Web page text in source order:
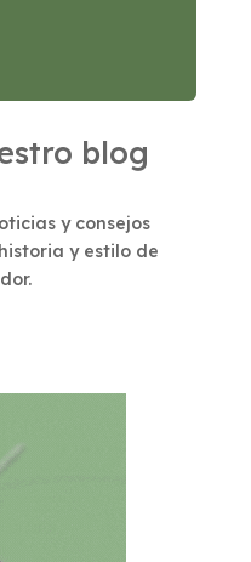
blog
y consejos
y estilo de